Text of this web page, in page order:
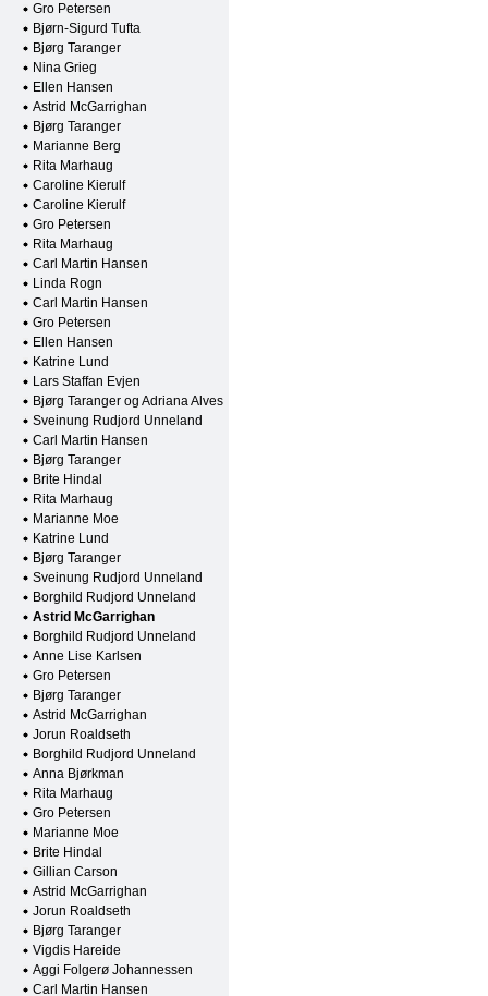
Gro Petersen
Bjørn-Sigurd Tufta
Bjørg Taranger
Nina Grieg
Ellen Hansen
Astrid McGarrighan
Bjørg Taranger
Marianne Berg
Rita Marhaug
Caroline Kierulf
Caroline Kierulf
Gro Petersen
Rita Marhaug
Carl Martin Hansen
Linda Rogn
Carl Martin Hansen
Gro Petersen
Ellen Hansen
Katrine Lund
Lars Staffan Evjen
Bjørg Taranger og Adriana Alves
Sveinung Rudjord Unneland
Carl Martin Hansen
Bjørg Taranger
Brite Hindal
Rita Marhaug
Marianne Moe
Katrine Lund
Bjørg Taranger
Sveinung Rudjord Unneland
Borghild Rudjord Unneland
Astrid McGarrighan
Borghild Rudjord Unneland
Anne Lise Karlsen
Gro Petersen
Bjørg Taranger
Astrid McGarrighan
Jorun Roaldseth
Borghild Rudjord Unneland
Anna Bjørkman
Rita Marhaug
Gro Petersen
Marianne Moe
Brite Hindal
Gillian Carson
Astrid McGarrighan
Jorun Roaldseth
Bjørg Taranger
Vigdis Hareide
Aggi Folgerø Johannessen
Carl Martin Hansen